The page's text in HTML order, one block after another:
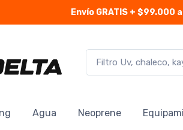
Envío GRATIS + $99.000
Agua Neoprene